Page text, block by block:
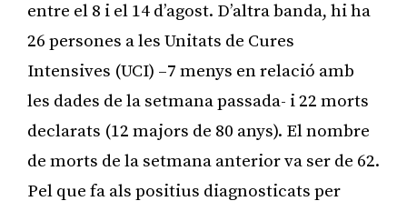
entre el 8 i el 14 d’agost. D’altra banda, hi ha
26 persones a les Unitats de Cures
Intensives (UCI) –7 menys en relació amb
les dades de la setmana passada- i 22 morts
declarats (12 majors de 80 anys). El nombre
de morts de la setmana anterior va ser de 62.
Pel que fa als positius diagnosticats per